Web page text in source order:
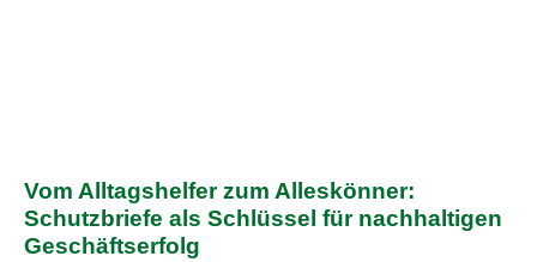
Vom Alltagshelfer zum Alleskönner:
Schutzbriefe als Schlüssel für nachhaltigen
Geschäftserfolg